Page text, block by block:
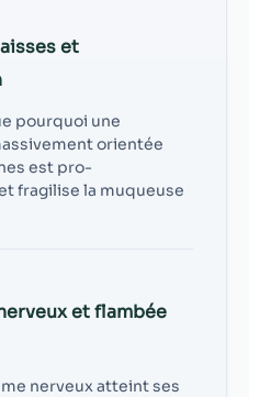
et
pourquoi une
orientée
est pro-
fragilise la muqueuse
et flambée
nerveux atteint ses